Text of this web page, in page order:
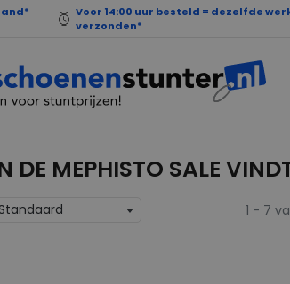
Voor 14:00 uur besteld = dezelfde
verzonden*
DE MEPHISTO SALE
Standaard 1 - 7